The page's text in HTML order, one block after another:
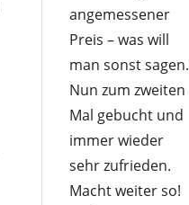
o
5
angemessener
Preis – was will
man sonst sagen.
Nun zum zweiten
Mal gebucht und
immer wieder
sehr zufrieden.
Macht weiter so!